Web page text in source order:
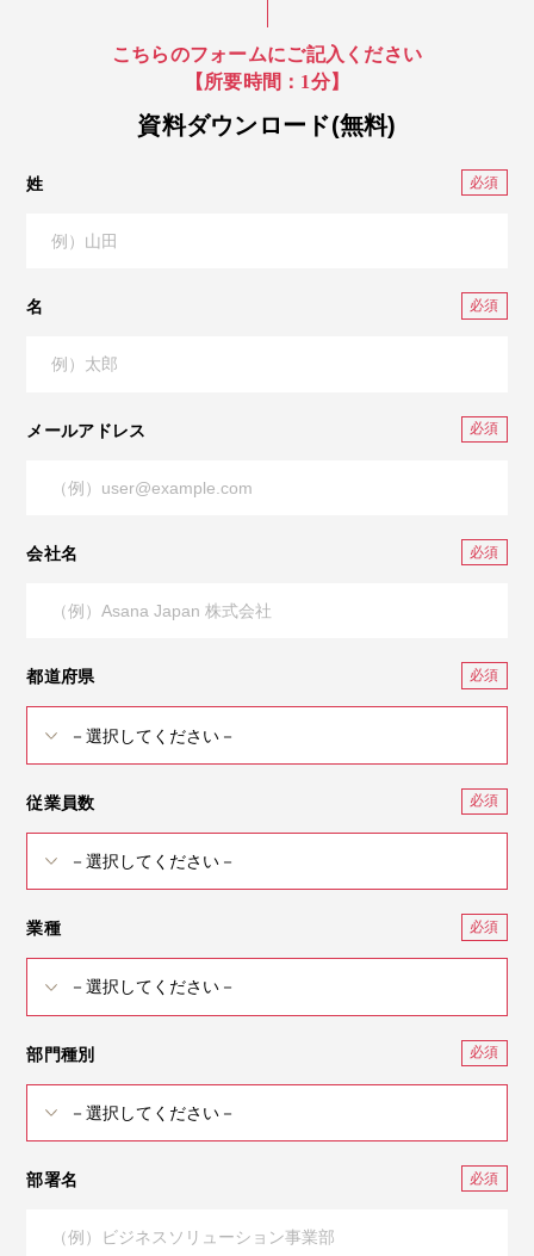
こちらのフォームにご記入ください
【所要時間：1分】
資料ダウンロード(無料)
姓
名
メールアドレス
会社名
都道府県
従業員数
業種
部門種別
部署名